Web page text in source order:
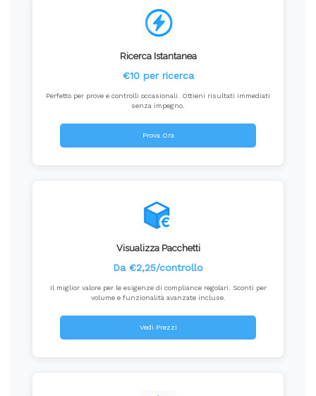
Ricerca Istantanea
€10 per ricerca
Perfetto per prove e controlli occasionali. Ottieni risultati immediati
senza impegno.
Prova Ora
Visualizza Pacchetti
Da €2,25/controllo
Il miglior valore per le esigenze di compliance regolari. Sconti per
volume e funzionalità avanzate incluse.
Vedi Prezzi